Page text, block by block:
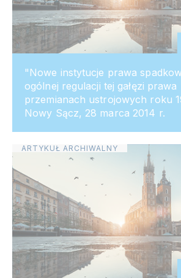
"Nowe instytucje prawa
ogólnej regulacji tej gałęzi prawa
przemianach ustrojowych roku
Nowy Sącz, 28 marca 2014 r.
ARTYKUŁ ARCHIWALNY